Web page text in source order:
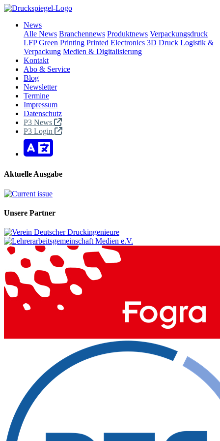
News
Alle News Branchennews Produktnews Verpackungsdruck
LFP Green Printing Printed Electronics 3D Druck Logistik &
Verpackung Medien & Digitalisierung
Kontakt
Abo & Service
Blog
Newsletter
Termine
Impressum
Datenschutz
P3 News
P3 Login
Aktuelle Ausgabe
Unsere Partner